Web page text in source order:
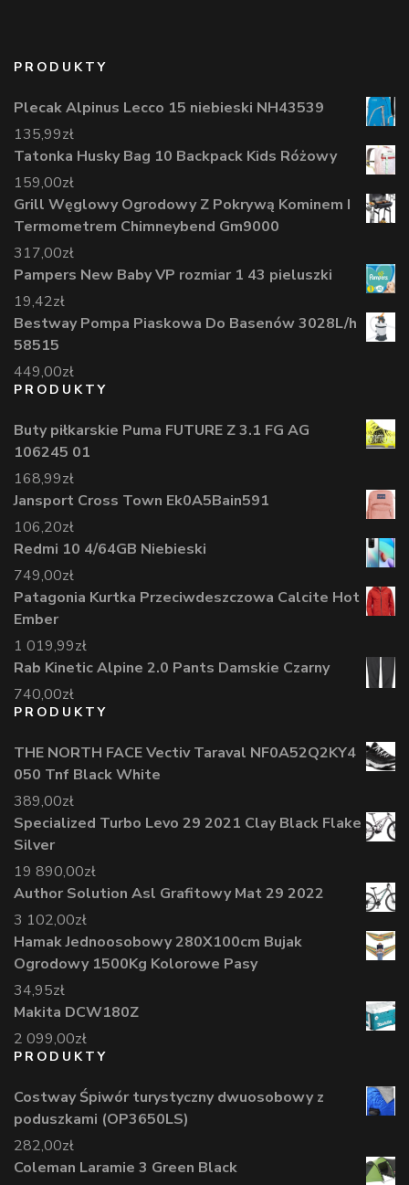
PRODUKTY
Plecak Alpinus Lecco 15 niebieski NH43539
135,99zł
Tatonka Husky Bag 10 Backpack Kids Różowy
159,00zł
Grill Węglowy Ogrodowy Z Pokrywą Kominem I
Termometrem Chimneybend Gm9000
317,00zł
Pampers New Baby VP rozmiar 1 43 pieluszki
19,42zł
Bestway Pompa Piaskowa Do Basenów 3028L/h
58515
449,00zł
PRODUKTY
Buty piłkarskie Puma FUTURE Z 3.1 FG AG
106245 01
168,99zł
Jansport Cross Town Ek0A5Bain591
106,20zł
Redmi 10 4/64GB Niebieski
749,00zł
Patagonia Kurtka Przeciwdeszczowa Calcite Hot
Ember
1 019,99zł
Rab Kinetic Alpine 2.0 Pants Damskie Czarny
740,00zł
PRODUKTY
THE NORTH FACE Vectiv Taraval NF0A52Q2KY4
050 Tnf Black White
389,00zł
Specialized Turbo Levo 29 2021 Clay Black Flake
Silver
19 890,00zł
Author Solution Asl Grafitowy Mat 29 2022
3 102,00zł
Hamak Jednoosobowy 280X100cm Bujak
Ogrodowy 1500Kg Kolorowe Pasy
34,95zł
Makita DCW180Z
2 099,00zł
PRODUKTY
Costway Śpiwór turystyczny dwuosobowy z
poduszkami (OP3650LS)
282,00zł
Coleman Laramie 3 Green Black